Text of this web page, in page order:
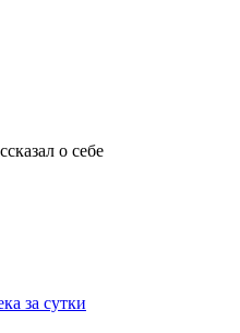
о себе
за сутки